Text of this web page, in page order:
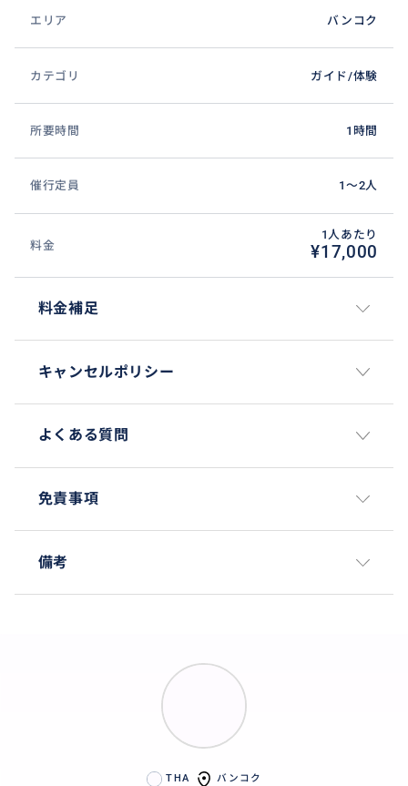
タイ占星術のホロスコープを作成します。
きちんと度数まで割り出して、何故うまくいかないか
何が書いてるかわからない。タイ人の通訳さんが説明
できない。私にはわかります。
エリア バンコク
カテゴリ ガイド/体験
所要時間 1時間
催行定員 1〜2人
料金
1人あたり
¥17,000
料金補足
キャンセルポリシー
よくある質問
免責事項
備考
THA バンコク